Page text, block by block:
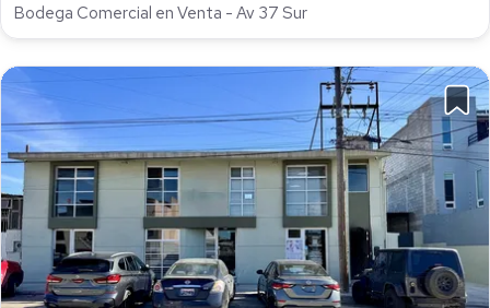
Bodega Comercial en Venta - Av 37 Sur